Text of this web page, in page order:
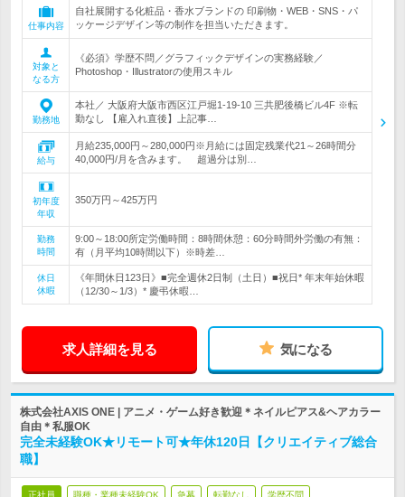
仕事内容
自社展開する化粧品・香水ブランドの 印刷物・WEB・SNS・パ
ッケージデザイン等の制作を担当いただきます。
対象と
なる方
《必須》学歴不問／グラフィックデザインの実務経験／
Photoshop・Illustratorの使用スキル
勤務地
本社／ 大阪府大阪市西区江戸堀1-19-10 三共肥後橋ビル4F ※転
勤なし 【雇入れ直後】上記事…
給与
月給235,000円～280,000円※月給には固定残業代21～26時間分
40,000円/月を含みます。 超過分は別…
初年度
年収
350万円～425万円
勤務
時間
9:00～18:00所定労働時間：8時間休憩：60分時間外労働の有無：
有（月平均10時間以下）※時差…
休日
休暇
《年間休日123日》■完全週休2日制（土日）■祝日* 年末年始休暇
（12/30～1/3）* 慶弔休暇…
求人詳細を見る 気になる
株式会社AXIS ONE | アニメ・ゲーム好き歓迎＊ネイルピアス&ヘアカラー
自由＊私服OK
完全未経験OK★リモート可★年休120日【クリエイティブ総合
職】
正社員 職種・業種未経験OK 急募 転勤なし 学歴不問